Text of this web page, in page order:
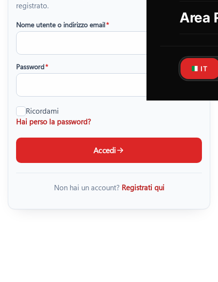
Area
IT
registrato.
Nome utente o indirizzo email*
Password*
Ricordami
Hai perso la password?
Accedi
Non hai un account? Registrati qui